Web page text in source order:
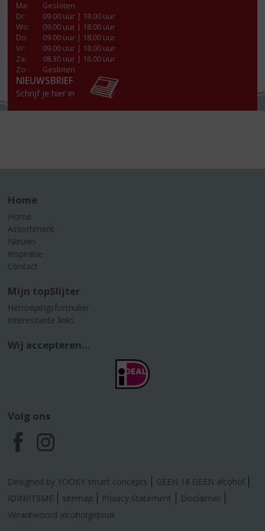
Ma:
Gesloten
Di:
09.00 uur | 18.00 uur
Wo:
09.00 uur | 18.00 uur
Do:
09.00 uur | 18.00 uur
Vr:
09.00 uur | 18.00 uur
Za:
08.30 uur | 16.00 uur
Zo:
Gesloten
NIEUWSBRIEF
Schrijf je hier in
Home
Home
Assortiment
Nieuws
Inspiratie
Contact
Mijn topSlijter
Herroepingsformulier
Interessante links
Wij accepteren...
Volg ons
F
a
c
I
n
s
Designed by YOOKY smart concepts
GEEN 18 GEEN alcohol
IDIN/ITSME
sitemap Privacy Statement
Disclaimer
Verantwoord alcoholgebruik